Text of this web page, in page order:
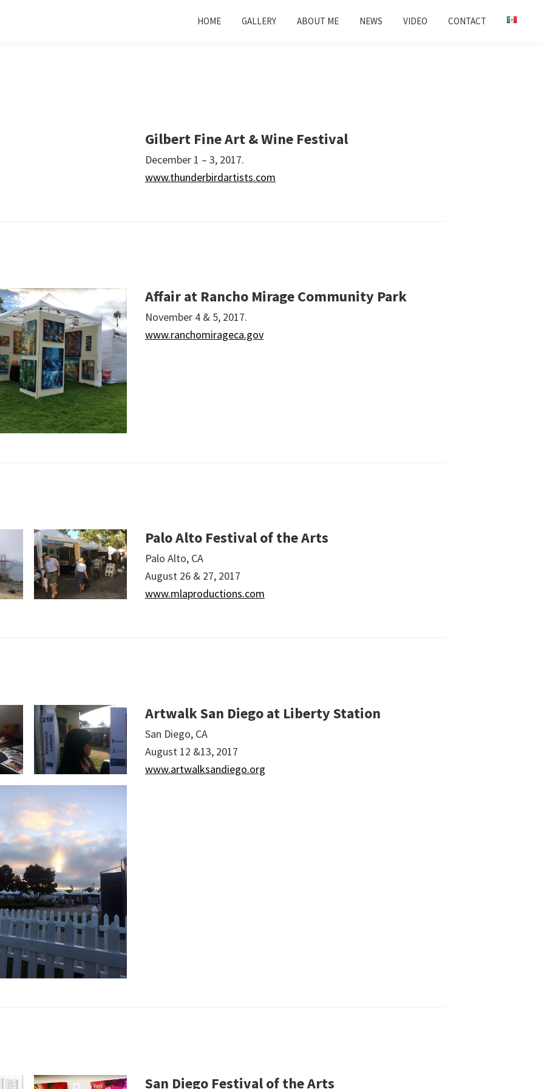
HOME GALLERY ABOUT ME NEWS VIDEO CONTACT
Gilbert Fine Art & Wine Festival
December 1 – 3, 2017.
www.thunderbirdartists.com
Affair at Rancho Mirage Community Park
November 4 & 5, 2017.
www.ranchomirageca.gov
Palo Alto Festival of the Arts
Palo Alto, CA
August 26 & 27, 2017
www.mlaproductions.com
Artwalk San Diego at Liberty Station
San Diego, CA
August 12 &13, 2017
www.artwalksandiego.org
San Diego Festival of the Arts